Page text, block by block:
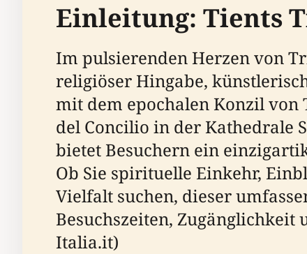
Einleitung: Tients
Im pulsierenden Herzen von
religiöser Hingabe,
mit dem epochalen Konzil von
del Concilio in der Kathedrale
bietet Besuchern ein
Ob Sie spirituelle Einkehr,
Vielfalt suchen, dieser
Besuchszeiten, Zugänglichkeit
Italia.it)